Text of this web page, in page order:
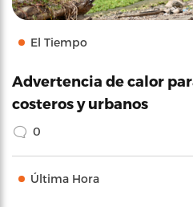
El Tiempo
Advertencia de calor
costeros y urbanos
0
Última Hora